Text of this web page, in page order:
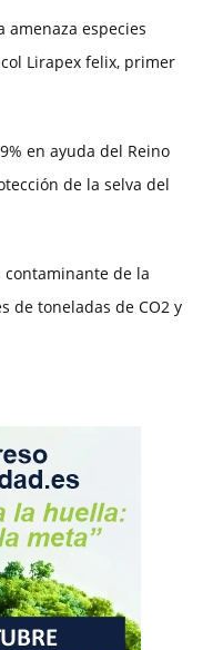
amenaza especies
Lirapex felix, primer
en ayuda del Reino
de la selva del
contaminante de la
de toneladas de CO2 y